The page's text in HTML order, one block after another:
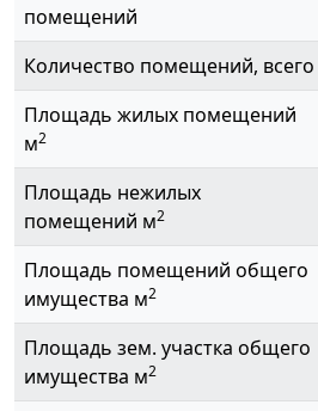
помещений
Количество помещений, всего
Площадь жилых помещений
м2
Площадь нежилых
помещений м2
Площадь помещений общего
имущества м2
Площадь зем. участка общего
имущества м2